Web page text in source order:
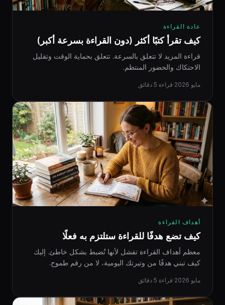
عادة القراءة
كيف تقرأ كتبًا أكثر (دون القراءة بسرعة أكبر)
قراءة المزيد لا تتعلق بالسرعة. تتعلق بحماية الوقت وتقليل
الاحتكاك والحضور المنتظم.
مايو 2026 ·قراءة 5 دقائق
أهداف القراءة
كيف تضع هدفًا للقراءة ستلتزم به فعلًا
معظم أهداف القراءة تفشل لأنها تُضبط بشكل خاطئ. إليك
كيف تبني هدفًا من وتيرتك اليومية، لا من رقم طموح.
مايو 2026 ·قراءة 5 دقائق